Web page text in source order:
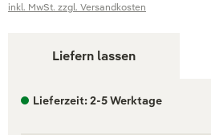
inkl. MwSt. zzgl. Versandkosten
Liefern lassen
Lieferzeit: 2-5 Werktage